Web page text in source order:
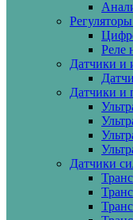
Реле
Датчики и
Датчики и
Датчики